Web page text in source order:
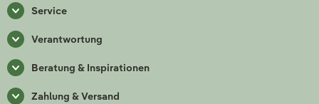
Service
Verantwortung
Beratung & Inspirationen
Zahlung & Versand